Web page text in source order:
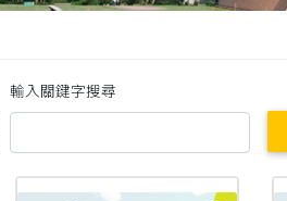
輸入關鍵字搜尋